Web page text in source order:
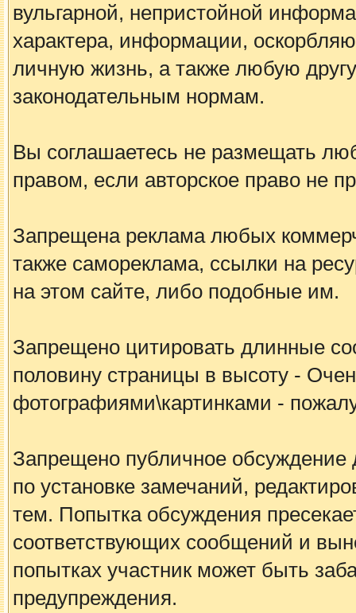
вульгарной, непристойной
характера, информации,
личную жизнь, а также любую
законодательным нормам.
Вы соглашаетесь не размещать
правом, если авторское право не
Запрещена реклама любых
также самореклама, ссылки на
на этом сайте, либо подобные им.
Запрещено цитировать длинные
половину страницы в высоту -
фотографиями\картинками -
Запрещено публичное обсуждение
по установке замечаний,
тем. Попытка обсуждения
соответствующих сообщений и
попытках участник может быть
предупреждения.